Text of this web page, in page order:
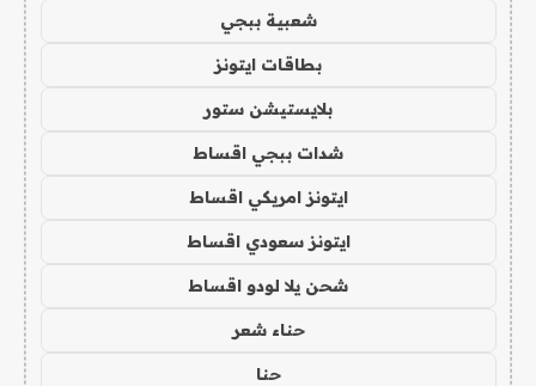
شعبية ببجي
بطاقات ايتونز
بلايستيشن ستور
شدات ببجي اقساط
ايتونز امريكي اقساط
ايتونز سعودي اقساط
شحن يلا لودو اقساط
حناء شعر
حنا